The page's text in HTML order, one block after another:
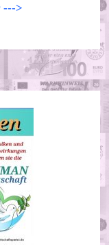
--->